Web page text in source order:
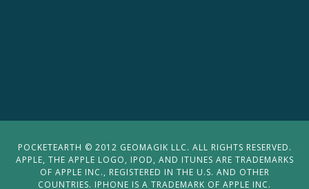
POCKETEARTH © 2012 GEOMAGIK LLC. ALL RIGHTS RESERVED.
APPLE, THE APPLE LOGO, IPOD, AND ITUNES ARE TRADEMARKS
OF APPLE INC., REGISTERED IN THE U.S. AND OTHER
COUNTRIES. IPHONE IS A TRADEMARK OF APPLE INC.